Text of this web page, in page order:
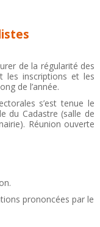
de la régularité des
les inscriptions et les
de l’année.
s’est tenue le
du Cadastre (salle de
Réunion ouverte
prononcées par le